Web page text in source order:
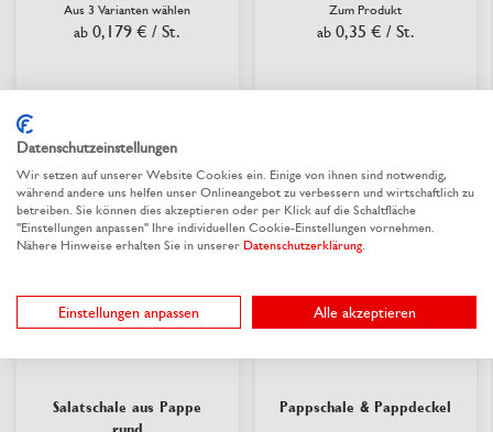
Aus 3 Varianten wählen
ab 0,179 € / St.
Zum Produkt
ab 0,35 € / St.
neu
Salatschale aus Pappe
neu
Pappschale & Pappdeckel
Datenschutzeinstellungen
Wir setzen auf unserer Website Cookies ein. Einige von ihnen sind notwendig,
während andere uns helfen unser Onlineangebot zu verbessern und wirtschaftlich zu
betreiben. Sie können dies akzeptieren oder per Klick auf die Schaltfläche
"Einstellungen anpassen" Ihre individuellen Cookie-Einstellungen vornehmen.
Nähere Hinweise erhalten Sie in unserer Datenschutzerklärung
Einstellungen anpassen Alle akzeptieren